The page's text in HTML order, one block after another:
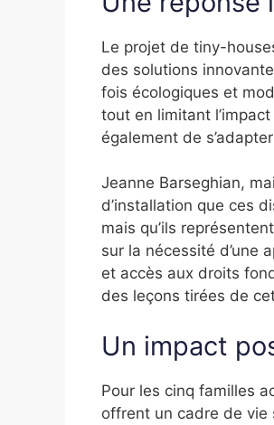
Le projet de tiny-
des solutions
fois écologiques et
tout en limitant
également de
Jeanne Barseghian,
d’installation que ces
mais qu’ils
sur la nécessité d’une
et accès aux droits
des leçons tirées de
Un impact
Pour les cinq familles
offrent un cadre de